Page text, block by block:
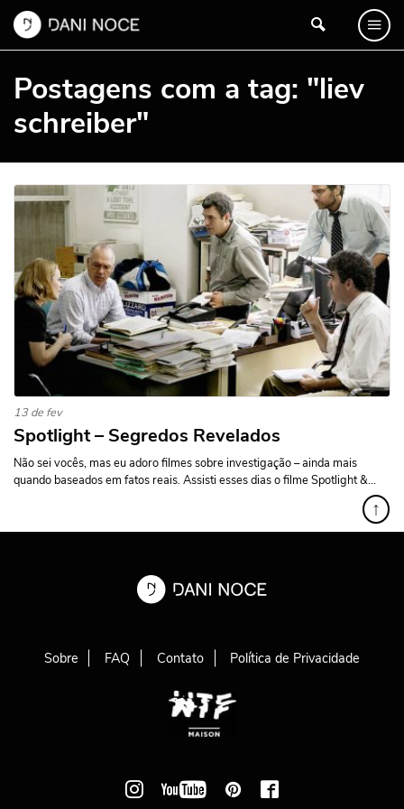
Postagens com a tag: "liev
schreiber"
13 de fev
Spotlight – Segredos Revelados
Não sei vocês, mas eu adoro filmes sobre investigação – ainda mais
quando baseados em fatos reais. Assisti esses dias o filme Spotlight &...
↑
Sobre FAQ Contato Política de Privacidade